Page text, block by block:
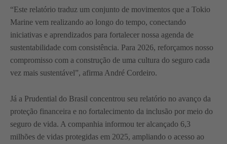
“Este relatório traduz um conjunto de movimentos que a Tokio
Marine vem realizando ao longo do tempo, conectando
iniciativas e aprendizados para fortalecer nossa agenda de
sustentabilidade com consistência. Para 2026, reforçamos nosso
compromisso com a construção de uma cultura do seguro cada
vez mais sustentável”, afirma André Cordeiro.
Já a Prudential do Brasil concentrou seu relatório no avanço da
proteção financeira e no fortalecimento da inclusão por meio do
seguro de vida. A companhia informou ter alcançado 6,3
milhões de vidas protegidas em 2025, ampliando o acesso ao